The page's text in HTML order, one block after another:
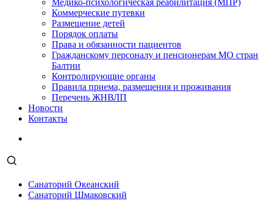
Медико-психологическая реабилитация (МПР)
Коммерческие путевки
Размещение детей
Порядок оплаты
Права и обязанности пациентов
Гражданскому персоналу и пенсионерам МО стран
Балтии
Контролирующие органы
Правила приема, размещения и проживания
Перечень ЖНВЛП
Новости
Контакты
Санаторий Океанский
Санаторий Шмаковский